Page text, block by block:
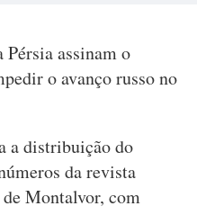
assinam o
o avanço russo no
a distribuição do
da revista
Montalvor, com